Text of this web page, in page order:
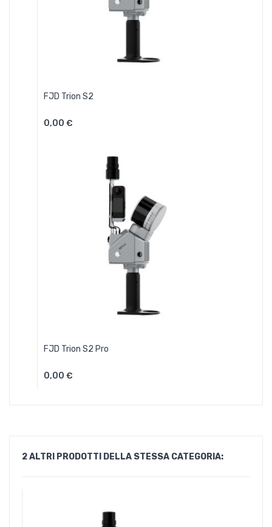
FJD Trion S2
0,00 €
FJD Trion S2 Pro
0,00 €
2 ALTRI PRODOTTI DELLA STESSA CATEGORIA: